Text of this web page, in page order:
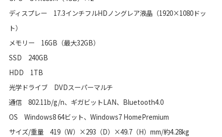
ディスプレー 17.3インチフルHDノングレア液晶（1920×1080ドッ
ト）
メモリー 16GB（最大32GB）
SSD 240GB
HDD 1TB
光学ドライブ DVDスーパーマルチ
通信 802.11b/g/n、ギガビットLAN、Bluetooth4.0
OS Windows8 64ビット、Windows7 HomePremium
サイズ/重量 419（W）×293（D）×49.7（H）mm/約4.28kg